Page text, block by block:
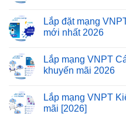
Lắp đặt mạng
mới nhất 2026
Lắp mạng VNPT
khuyến mãi 2026
Lắp mạng VNPT
mãi [2026]